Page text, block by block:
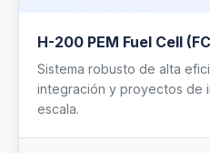
H-200 PEM Fuel Cell
Sistema robusto de alta
integración y proyectos de
escala.